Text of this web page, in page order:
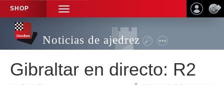
SHOP
TOGGLE
NAVIGATION
Noticias de ajedrez
Gibraltar en directo: R2